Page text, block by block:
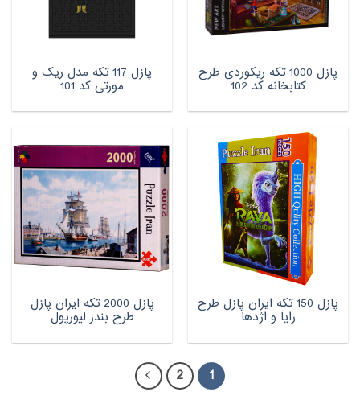
پازل 1000 تکه ریکوردی طرح
کتابخانه کد 102
پازل 117 تکه مدل ریک و
مورتی کد 101
پازل 150 تکه ایران پازل طرح
رایا و اژدها
پازل 2000 تکه ایران پازل
طرح بندر لیورپول
1
2